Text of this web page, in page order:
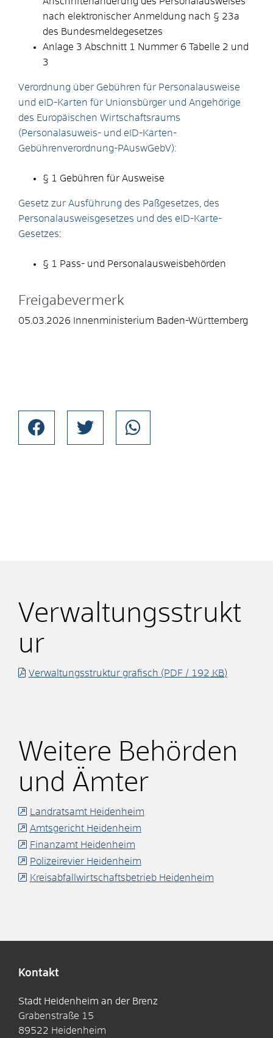
nach elektronischer Anmeldung nach § 23a
des Bundesmeldegesetzes
Anlage 3 Abschnitt 1 Nummer 6 Tabelle 2 und
3
Verordnung über Gebühren für Personalausweise
und eID-Karten für Unionsbürger und Angehörige
des Europäischen Wirtschaftsraums
(Personalasuweis- und eID-Karten-
Gebührenverordnung-PAuswGebV):
§ 1 Gebühren für Ausweise
Gesetz zur Ausführung des Paßgesetzes, des
Personalausweisgesetzes und des eID-Karte-
Gesetzes:
§ 1 Pass- und Personalausweisbehörden
Freigabevermerk
05.03.2026 Innenministerium Baden-Württemberg
Verwaltungsstrukt
ur
Verwaltungsstruktur grafisch (PDF / 192 KB)
Weitere Behörden
und Ämter
Landratsamt Heidenheim
Amtsgericht Heidenheim
Finanzamt Heidenheim
Polizeirevier Heidenheim
Kreisabfallwirtschaftsbetrieb Heidenheim
Kontakt
Stadt Heidenheim an der Brenz
Grabenstraße 15
89522 Heidenheim